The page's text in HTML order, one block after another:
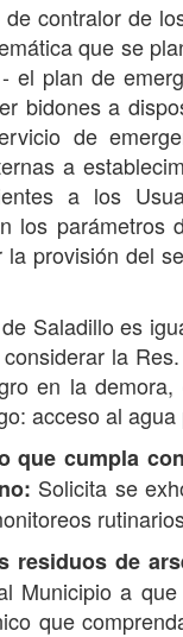
contralor de
que se
el plan de
bidones a
de
a
a los
los
provisión del
Saladillo es
la
en la
acceso al
que cumpla
Solicita se
residuos de
Municipio a
que